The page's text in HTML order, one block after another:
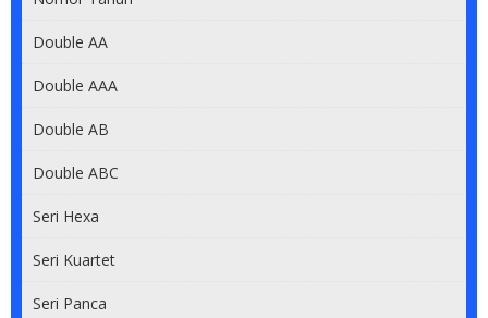
Double AA
Double AAA
Double AB
Double ABC
Seri Hexa
Seri Kuartet
Seri Panca